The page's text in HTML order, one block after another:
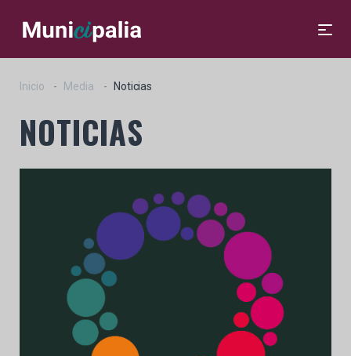
Inicio Media Noticias
NOTICIAS